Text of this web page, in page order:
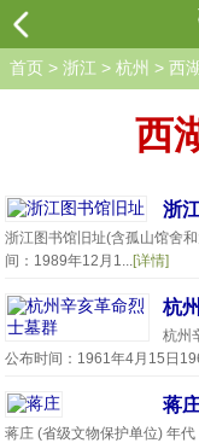
首页 > 浙江 > 杭州 > 西
西
浙
浙江图书馆旧址(含孤山馆舍
间：1989年12月1...[详情]
杭
杭州
公布时间：1961年4月15日
蒋
蒋庄 (省级文物保护单位) 年